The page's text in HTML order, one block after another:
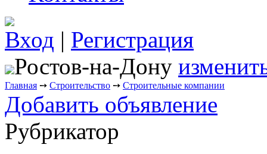
Вход | Регистрация
Ростов-на-Дону
Главная ➙ Строительство ➙ Строительные компании
Добавить объявление
Рубрикатор